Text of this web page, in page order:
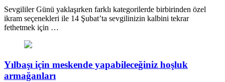
Sevgililer Günü yaklaşırken farklı kategorilerde birbirinden özel
ikram seçenekleri ile 14 Şubat’ta sevgilinizin kalbini tekrar
fethetmek için …
Yılbaşı için meskende yapabileceğiniz hoşluk
armağanları